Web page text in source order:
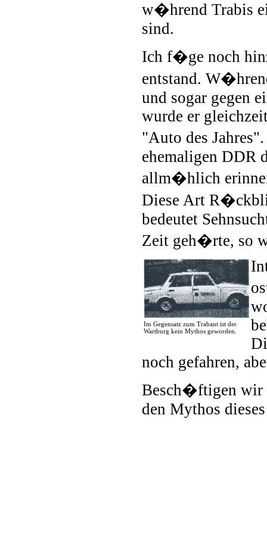
w�hrend Trabis
sind.
Ich f�ge noch
entstand.
und sogar gegen
wurde er
"Auto des
ehemaligen DDR
allm�hlich
Diese Art
bedeutet
Zeit geh�rte, so
Im Gegensatz zum Trabant ist der
Wartburg kein Mythos geworden.
noch gefahren,
Besch�ftigen wir
den Mythos